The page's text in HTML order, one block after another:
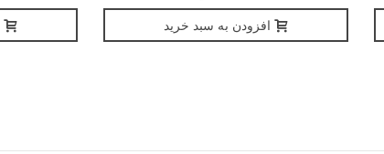
افزودن به سبد خرید